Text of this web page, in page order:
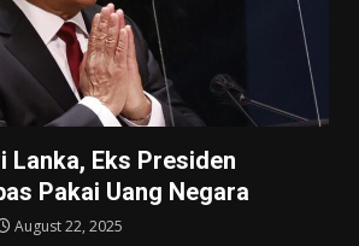
Lanka, Eks Presiden
Pakai Uang Negara
August 22, 2025